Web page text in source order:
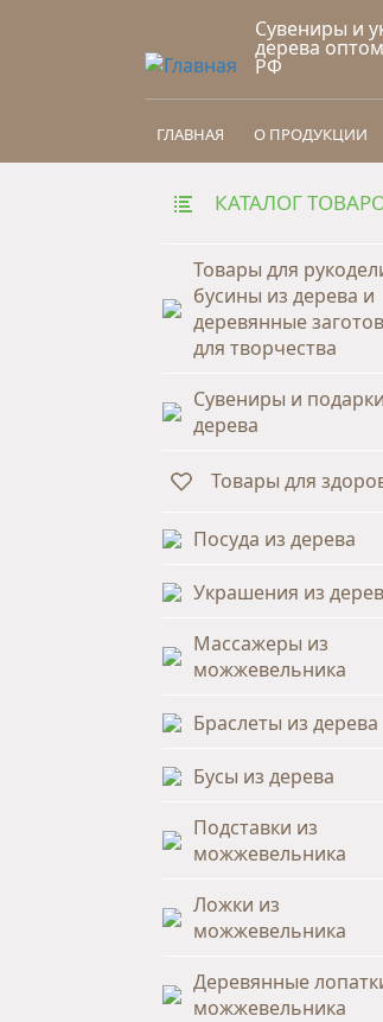
Сувениры и
дерева
РФ
ГЛАВНАЯ О ПРОДУКЦИИ
КАТАЛОГ
Товары для
бусины из дерева и
деревянные
для творчества
Сувениры и
дерева
Товары для
Посуда из дерева
Украшения из
Массажеры из
можжевельника
Браслеты из дерева
Бусы из дерева
Подставки из
можжевельника
Ложки из
можжевельника
Деревянные
можжевельника